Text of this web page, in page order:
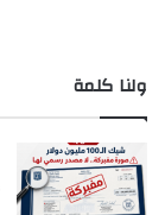
ولنا كلمة